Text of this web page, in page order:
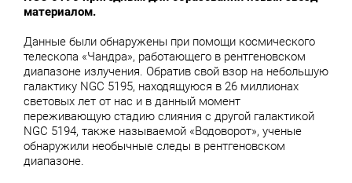
материалом.
Данные были обнаружены при помощи космического
телескопа «Чандра», работающего в рентгеновском
диапазоне излучения. Обратив свой взор на небольшую
галактику NGC 5195, находящуюся в 26 миллионах
световых лет от нас и в данный момент
переживающую стадию слияния с другой галактикой
NGC 5194, также называемой «Водоворот», ученые
обнаружили необычные следы в рентгеновском
диапазоне.